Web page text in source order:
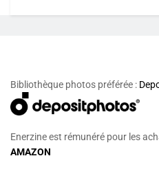
Bibliothèque photos préférée :
Enerzine est rémunéré pour les
AMAZON